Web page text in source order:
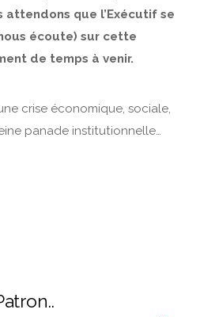
attendons que l’Exécutif se
écoute) sur cette
de temps à venir.
crise économique, sociale,
panade institutionnelle…